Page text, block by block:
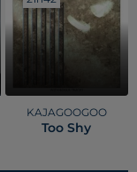
KAJAGOOGOO
Too Shy